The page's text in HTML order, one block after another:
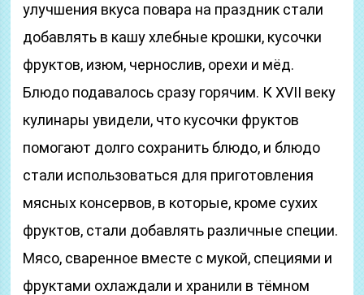
улучшения вкуса повара на праздник стали
добавлять в кашу хлебные крошки, кусочки
фруктов, изюм, чернослив, орехи и мёд.
Блюдо подавалось сразу горячим. К XVII веку
кулинары увидели, что кусочки фруктов
помогают долго сохранить блюдо, и блюдо
стали использоваться для приготовления
мясных консервов, в которые, кроме сухих
фруктов, стали добавлять различные специи.
Мясо, сваренное вместе с мукой, специями и
фруктами охлаждали и хранили в тёмном